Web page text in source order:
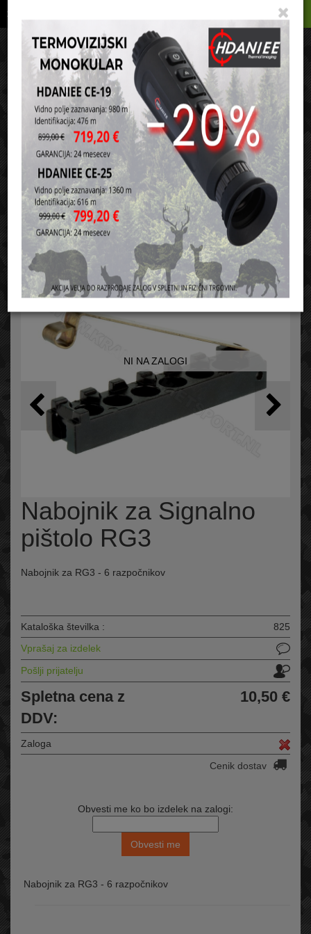
sl en it de
Vaša košarica je še prazna
Domov Signalno orožje Dodatki za signalne pištole
NI NA ZALOGI
Nabojnik za Signalno
pištolo RG3
Nabojnik za RG3 - 6 razpočnikov
Kataloška številka :
825
Vprašaj za izdelek
Pošlji prijatelju
Spletna cena z
DDV:
10,50 €
Zaloga
Cenik dostav
Obvesti me ko bo izdelek na zalogi:
Nabojnik za RG3 - 6 razpočnikov